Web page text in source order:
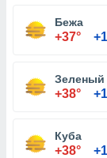
Бежа
+37°
Зеленый
+38°
Куба
+38°